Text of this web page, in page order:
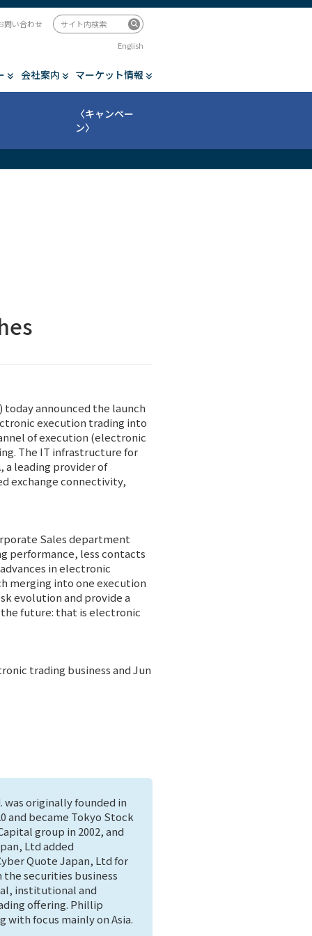
会社案内 マーケット情報
問い合わせ
English
〈キャンペー
ン〉
announced the launch
execution trading into
of execution (electronic
The IT infrastructure for
a leading provider of
exchange connectivity,
Sales department
performance, less contacts
in electronic
merging into one execution
evolution and provide a
future: that is electronic
trading business and Jun
originally founded in
and became Tokyo Stock
group in 2002, and
Ltd added
Quote Japan, Ltd for
the securities business
institutional and
offering. Phillip
with focus mainly on Asia.